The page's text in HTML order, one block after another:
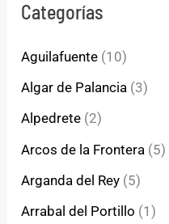
Categorías
Aguilafuente (10)
Algar de Palancia (3)
Alpedrete (2)
Arcos de la Frontera (5)
Arganda del Rey (5)
Arrabal del Portillo (1)